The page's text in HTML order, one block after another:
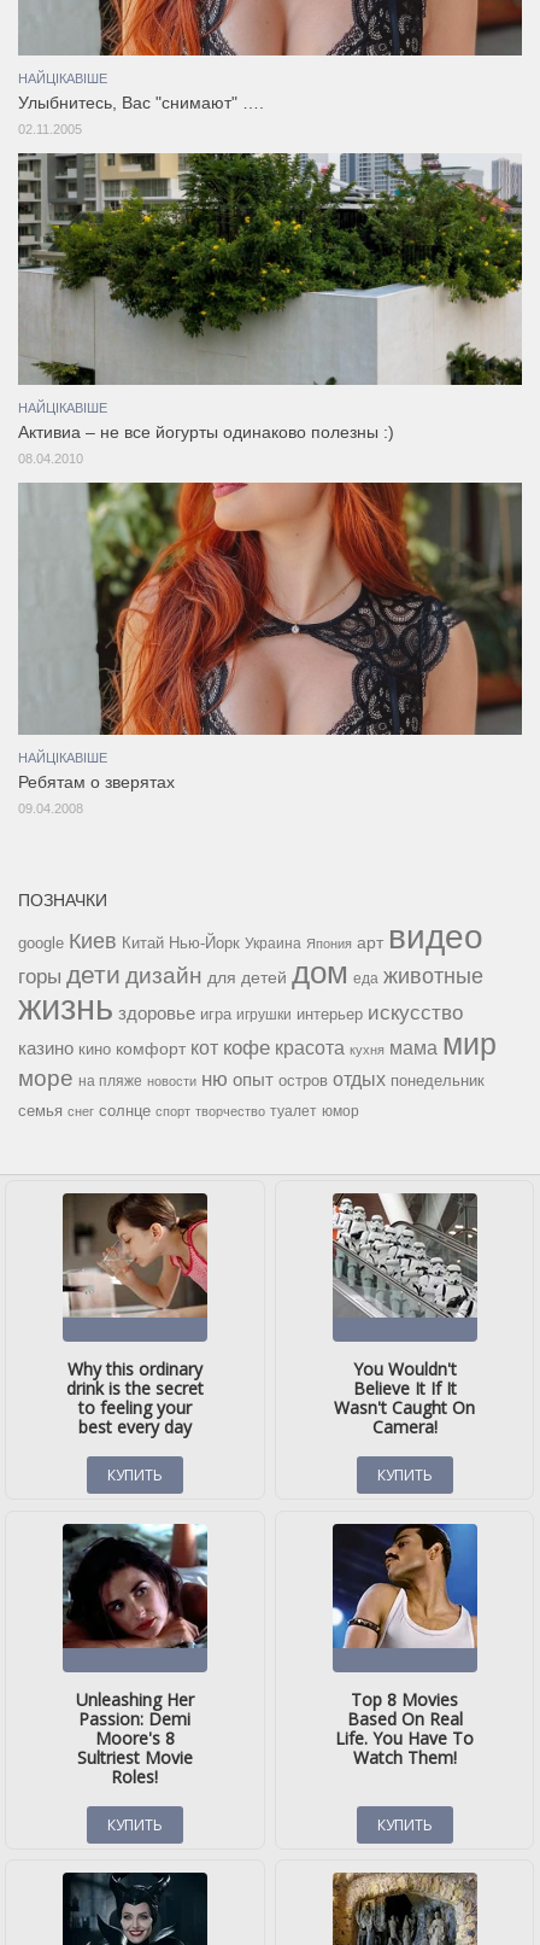
НАЙЦІКАВІШЕ
Улыбнитесь, Вас "снимают" ….
02.11.2005
НАЙЦІКАВІШЕ
Активиа – не все йогурты одинаково полезны :)
08.04.2010
НАЙЦІКАВІШЕ
Ребятам о зверятах
09.04.2008
ПОЗНАЧКИ
google Киев Китай Нью-Йорк Украина Япония арт видео
горы дети дизайн для детей дом еда животные
жизнь здоровье игра игрушки интерьер искусство
казино кино комфорт кот кофе красота кухня мама мир
море на пляже новости ню опыт остров отдых понедельник
семья снег солнце спорт творчество туалет юмор